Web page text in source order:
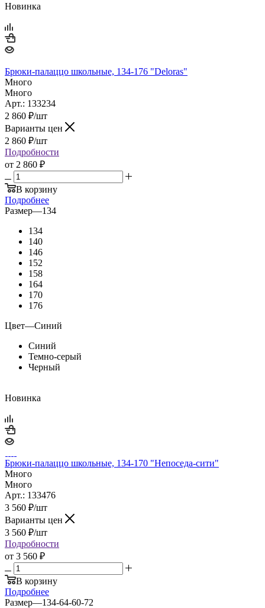
Новинка
Брюки-палаццо школьные, 134-176 "Deloras"
Много
Много
Арт.: 133234
2 860 ₽/шт
Варианты цен
2 860 ₽/шт
Подробности
от 2 860 ₽
В корзину
Подробнее
Размер—134
134
140
146
152
158
164
170
176
Цвет—Синий
Синий
Темно-серый
Черный
Новинка
Брюки-палаццо школьные, 134-170 "Непоседа-сити"
Много
Много
Арт.: 133476
3 560 ₽/шт
Варианты цен
3 560 ₽/шт
Подробности
от 3 560 ₽
В корзину
Подробнее
Размер—134-64-60-72